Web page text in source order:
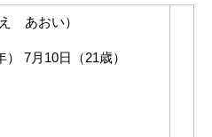
あおい）
7月10日（21歳）